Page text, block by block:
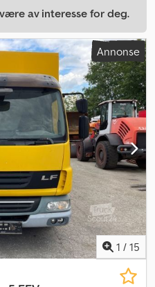
av interesse for deg.
Annonse
1 / 15